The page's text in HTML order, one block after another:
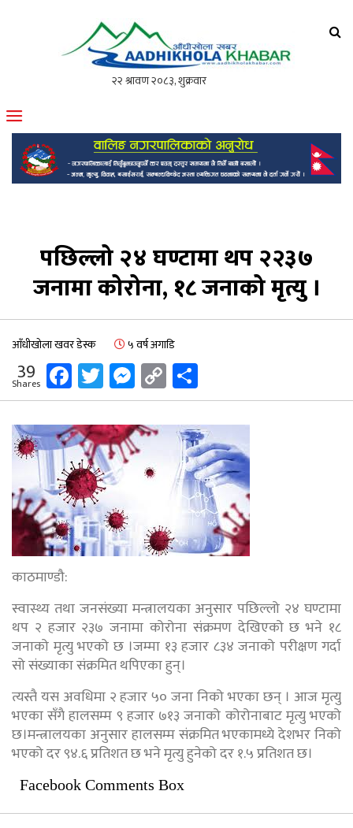
मोफसलकै लोकप्रिय अनलाइन पत्रिका
पछिल्लो २४ घण्टामा थप २२३७
जनामा कोरोना, १८ जनाको मृत्यु ।
आँधीखोला खवर डेस्क ५ वर्ष अगाडि
39
Shares Facebook
Twitter
Messenger
Copy
Link
काठमाण्डौ:
स्वास्थ्य तथा जनसंख्या मन्त्रालयका अनुसार पछिल्लो २४ घण्टामा
थप २ हजार २३७ जनामा कोरोना संक्रमण देखिएको छ भने १८
जनाको मृत्यु भएको छ ।जम्मा १३ हजार ८३४ जनाको परीक्षण गर्दा
सो संख्याका संक्रमित थपिएका हुन्।
त्यस्तै यस अवधिमा २ हजार ५० जना निको भएका छन् । आज मृत्यु
भएका सँगै हालसम्म ९ हजार ७१३ जनाको कोरोनाबाट मृत्यु भएको
छ।मन्त्रालयका अनुसार हालसम्म संक्रमित भएकामध्ये देशभर निको
भएको दर ९४.६ प्रतिशत छ भने मृत्यु हुनेको दर १.५ प्रतिशत छ।
Facebook Comments Box